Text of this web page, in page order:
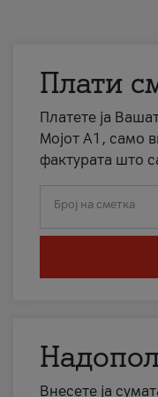
Плати
Платете ја
Мојот А1, само
фактурата што
Број на сметка
Внесете ја